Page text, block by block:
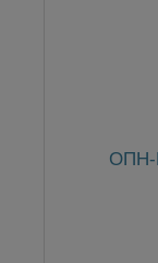
ОПН-